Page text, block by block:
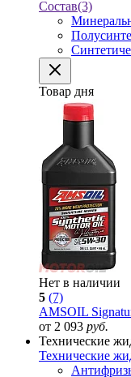
Состав(3)
Товар дня
Нет в наличии
5 (7)
AMSOIL
от 2 093 руб.
Технические
Технические